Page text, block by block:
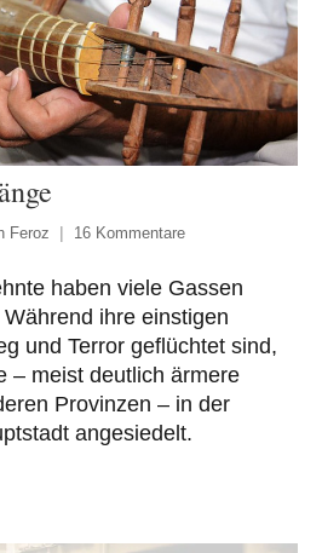
Feroz 16 Kommentare
haben viele Gassen
ihre einstigen
und Terror geflüchtet sind,
– meist deutlich ärmere
Provinzen – in der
angesiedelt.